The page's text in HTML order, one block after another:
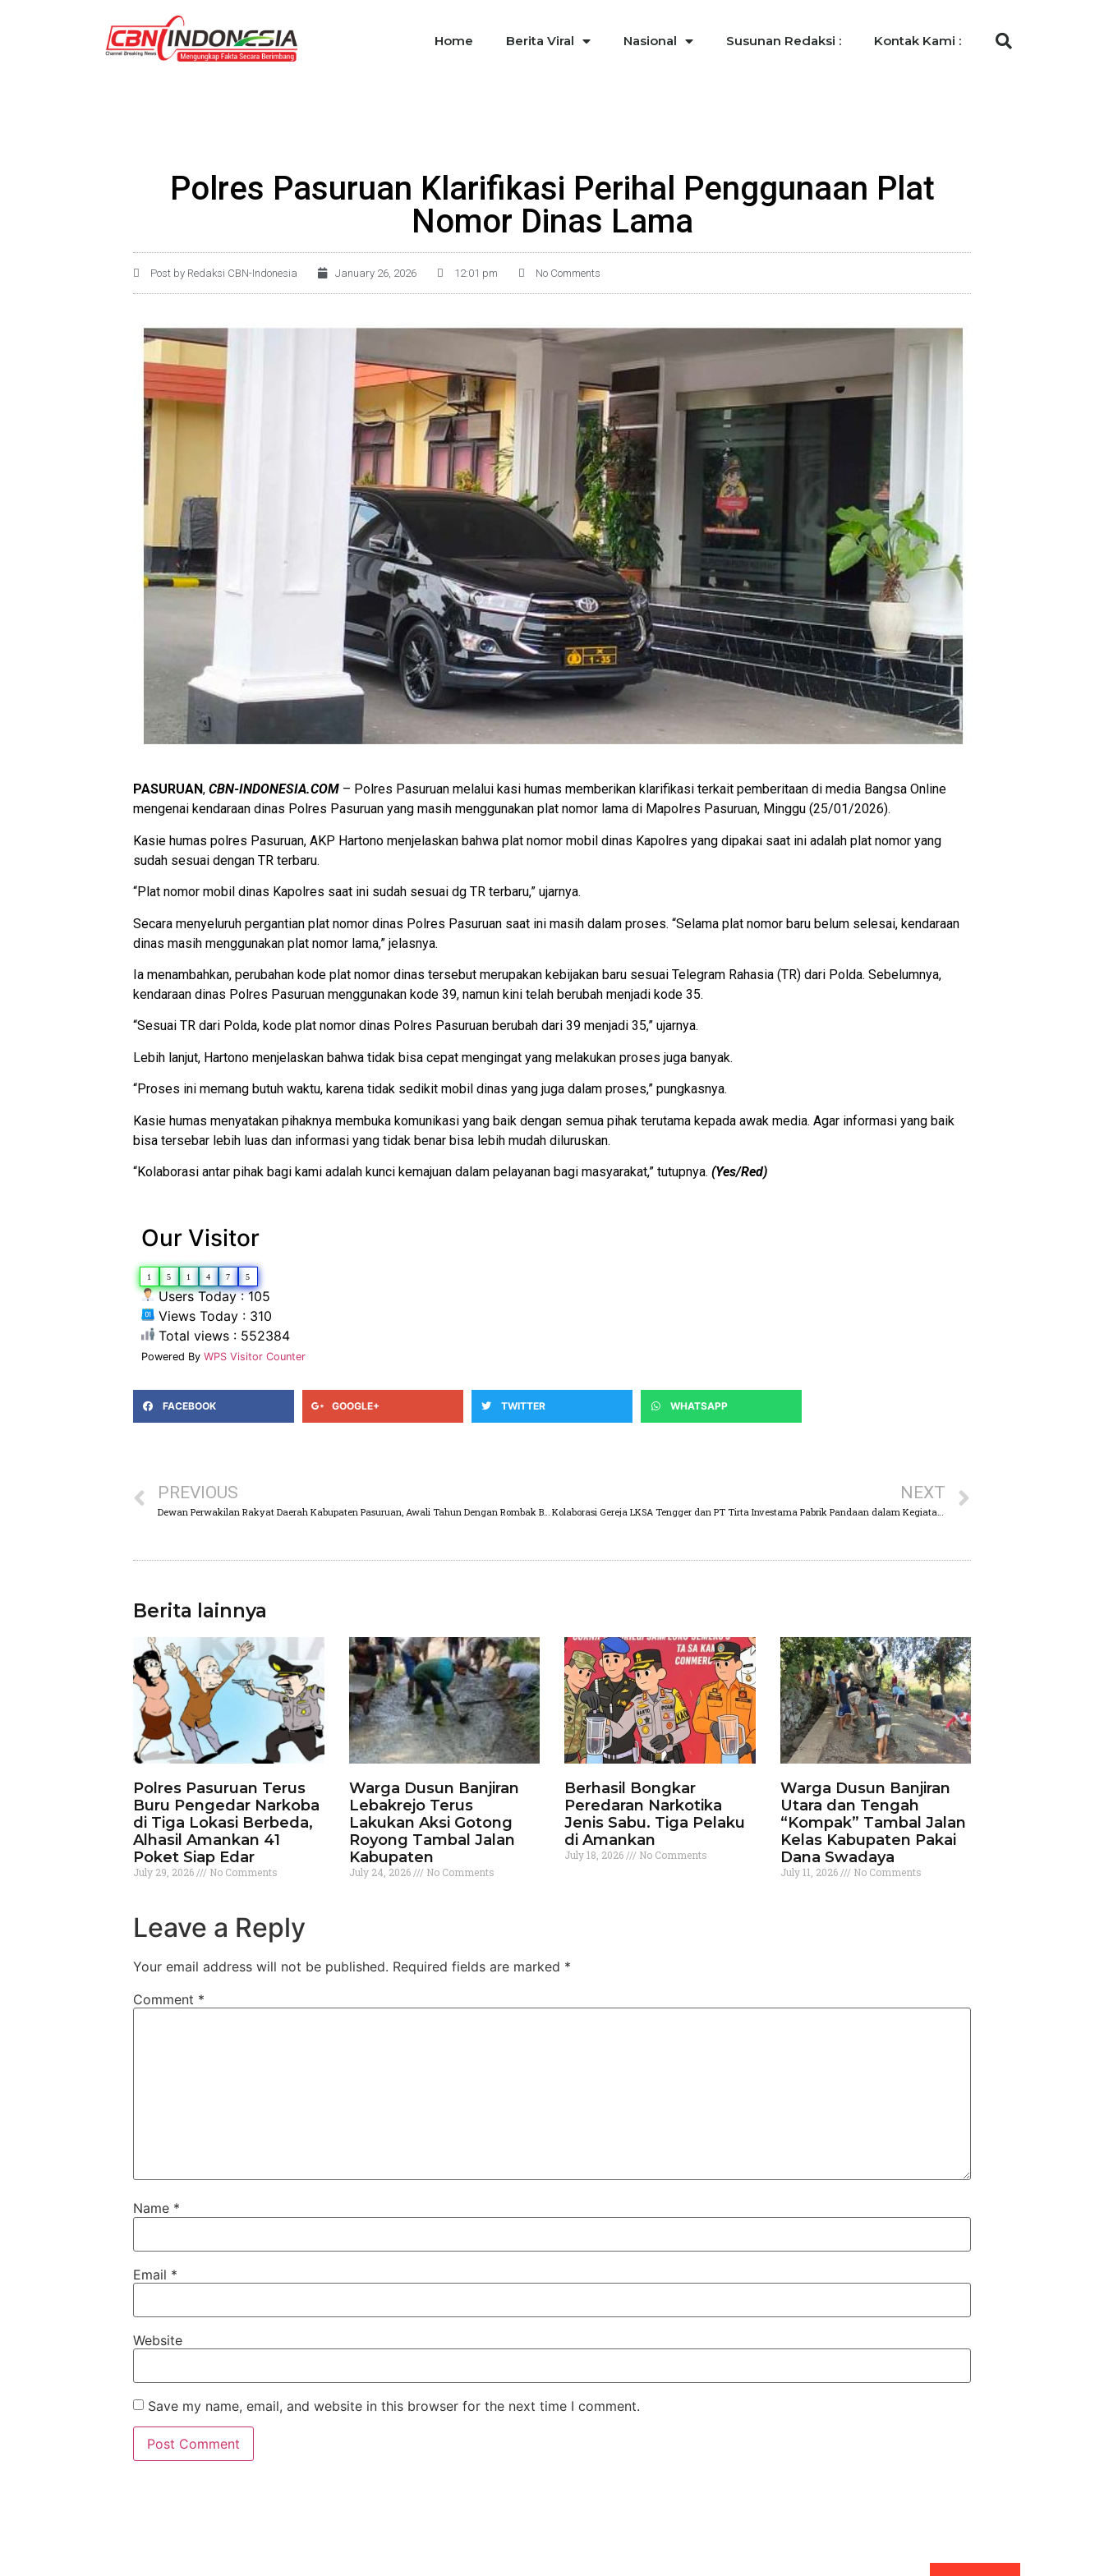
Home Berita Viral Nasional Susunan Redaksi : Kontak Kami :
Polres Pasuruan Klarifikasi Perihal Penggunaan Plat
Nomor Dinas Lama
Post by Redaksi CBN-Indonesia January 26, 2026 12:01 pm No Comments
PASURUAN, CBN-INDONESIA.COM – Polres Pasuruan melalui kasi humas memberikan klarifikasi terkait pemberitaan di media Bangsa Online
mengenai kendaraan dinas Polres Pasuruan yang masih menggunakan plat nomor lama di Mapolres Pasuruan, Minggu (25/01/2026).
Kasie humas polres Pasuruan, AKP Hartono menjelaskan bahwa plat nomor mobil dinas Kapolres yang dipakai saat ini adalah plat nomor yang
sudah sesuai dengan TR terbaru.
“Plat nomor mobil dinas Kapolres saat ini sudah sesuai dg TR terbaru,” ujarnya.
Secara menyeluruh pergantian plat nomor dinas Polres Pasuruan saat ini masih dalam proses. “Selama plat nomor baru belum selesai, kendaraan
dinas masih menggunakan plat nomor lama,” jelasnya.
Ia menambahkan, perubahan kode plat nomor dinas tersebut merupakan kebijakan baru sesuai Telegram Rahasia (TR) dari Polda. Sebelumnya,
kendaraan dinas Polres Pasuruan menggunakan kode 39, namun kini telah berubah menjadi kode 35.
“Sesuai TR dari Polda, kode plat nomor dinas Polres Pasuruan berubah dari 39 menjadi 35,” ujarnya.
Lebih lanjut, Hartono menjelaskan bahwa tidak bisa cepat mengingat yang melakukan proses juga banyak.
“Proses ini memang butuh waktu, karena tidak sedikit mobil dinas yang juga dalam proses,” pungkasnya.
Kasie humas menyatakan pihaknya membuka komunikasi yang baik dengan semua pihak terutama kepada awak media. Agar informasi yang baik
bisa tersebar lebih luas dan informasi yang tidak benar bisa lebih mudah diluruskan.
“Kolaborasi antar pihak bagi kami adalah kunci kemajuan dalam pelayanan bagi masyarakat,” tutupnya. (Yes/Red)
Our Visitor
1 5 1 4 7 5
Users Today : 105
Views Today : 310
Total views : 552384
Powered By WPS Visitor Counter
FACEBOOK GOOGLE+ TWITTER WHATSAPP
PREVIOUS
Dewan Perwakilan Rakyat Daerah Kabupaten Pasuruan, Awali Tahun Dengan Rombak Beberapa StrukturFraksi
NEXT
Kolaborasi Gereja LKSA Tengger dan PT Tirta Investama Pabrik Pandaan dalam Kegiatan Penanaman Pohon dan Bakti Sosial
Berita lainnya
Polres Pasuruan Terus
Buru Pengedar Narkoba
di Tiga Lokasi Berbeda,
Alhasil Amankan 41
Poket Siap Edar
July 29, 2026 No Comments
Warga Dusun Banjiran
Lebakrejo Terus
Lakukan Aksi Gotong
Royong Tambal Jalan
Kabupaten
July 24, 2026 No Comments
Berhasil Bongkar
Peredaran Narkotika
Jenis Sabu. Tiga Pelaku
di Amankan
July 18, 2026 No Comments
Warga Dusun Banjiran
Utara dan Tengah
“Kompak” Tambal Jalan
Kelas Kabupaten Pakai
Dana Swadaya
July 11, 2026 No Comments
Leave a Reply
Your email address will not be published. Required fields are marked *
Comment *
Name *
Email *
Website
Save my name, email, and website in this browser for the next time I comment.